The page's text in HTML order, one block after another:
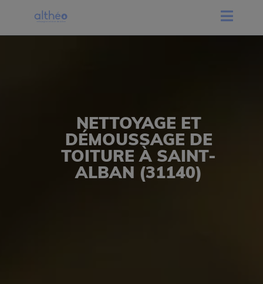
NETTOYAGE ET
DÉMOUSSAGE DE
TOITURE À SAINT-
ALBAN (31140)